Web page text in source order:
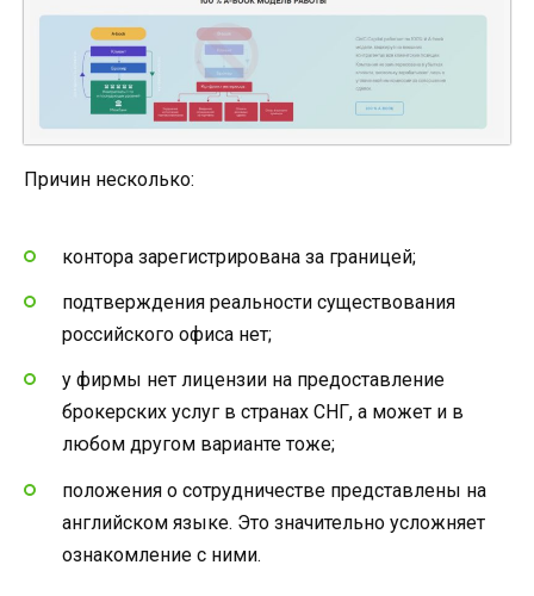
Причин несколько:
контора зарегистрирована за границей;
подтверждения реальности существования
российского офиса нет;
у фирмы нет лицензии на предоставление
брокерских услуг в странах СНГ, а может и в
любом другом варианте тоже;
положения о сотрудничестве представлены на
английском языке. Это значительно усложняет
ознакомление с ними.